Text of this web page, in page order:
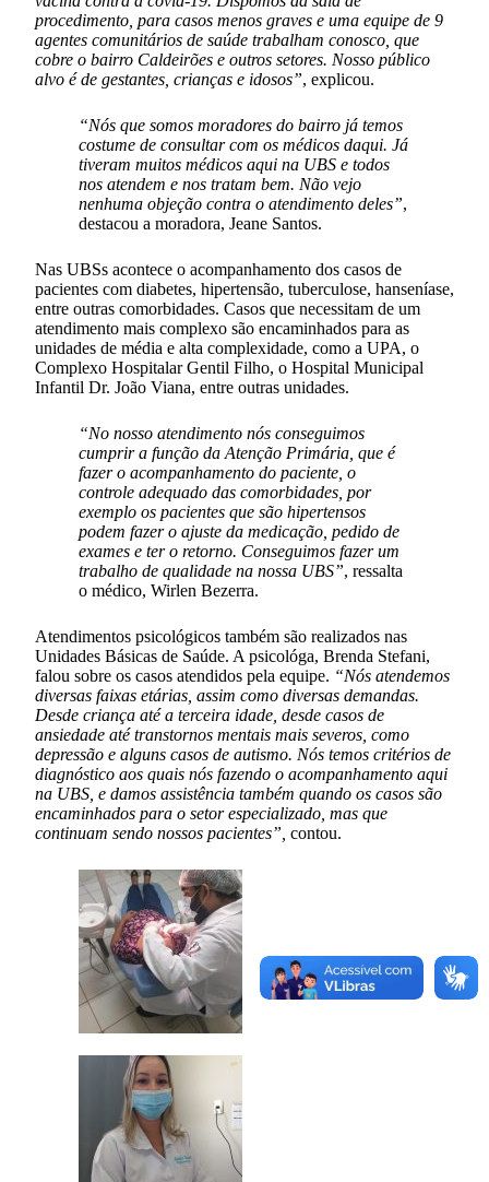
procedimento, para casos menos graves e uma equipe de 9
agentes comunitários de saúde trabalham conosco, que
cobre o bairro Caldeirões e outros setores. Nosso público
alvo é de gestantes, crianças e idosos”, explicou.
“Nós que somos moradores do bairro já temos
costume de consultar com os médicos daqui. Já
tiveram muitos médicos aqui na UBS e todos
nos atendem e nos tratam bem. Não vejo
nenhuma objeção contra o atendimento deles”,
destacou a moradora, Jeane Santos.
Nas UBSs acontece o acompanhamento dos casos de
pacientes com diabetes, hipertensão, tuberculose, hanseníase,
entre outras comorbidades. Casos que necessitam de um
atendimento mais complexo são encaminhados para as
unidades de média e alta complexidade, como a UPA, o
Complexo Hospitalar Gentil Filho, o Hospital Municipal
Infantil Dr. João Viana, entre outras unidades.
“No nosso atendimento nós conseguimos
cumprir a função da Atenção Primária, que é
fazer o acompanhamento do paciente, o
controle adequado das comorbidades, por
exemplo os pacientes que são hipertensos
podem fazer o ajuste da medicação, pedido de
exames e ter o retorno. Conseguimos fazer um
trabalho de qualidade na nossa UBS”, ressalta
o médico, Wirlen Bezerra.
Atendimentos psicológicos também são realizados nas
Unidades Básicas de Saúde. A psicológa, Brenda Stefani,
falou sobre os casos atendidos pela equipe. “Nós atendemos
diversas faixas etárias, assim como diversas demandas.
Desde criança até a terceira idade, desde casos de
ansiedade até transtornos mentais mais severos, como
depressão e alguns casos de autismo. Nós temos critérios de
diagnóstico aos quais nós fazendo o acompanhamento aqui
na UBS, e damos assistência também quando os casos são
encaminhados para o setor especializado, mas que
continuam sendo nossos pacientes”, contou.